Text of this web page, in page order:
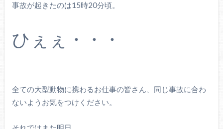
事故が起きたのは15時20分頃。
ひぇぇ・・・
全ての大型動物に携わるお仕事の皆さん、同じ事故に合わ
ないようお気をつけください。